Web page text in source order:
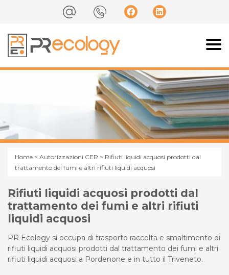
Home > Autorizzazioni CER > Rifiuti liquidi acquosi prodotti dal
trattamento dei fumi e altri rifiuti liquidi acquosi
Rifiuti liquidi acquosi prodotti dal
trattamento dei fumi e altri rifiuti
liquidi acquosi
PR Ecology si occupa di trasporto raccolta e smaltimento di
rifiuti liquidi acquosi prodotti dal trattamento dei fumi e altri
rifiuti liquidi acquosi a Pordenone e in tutto il Triveneto.